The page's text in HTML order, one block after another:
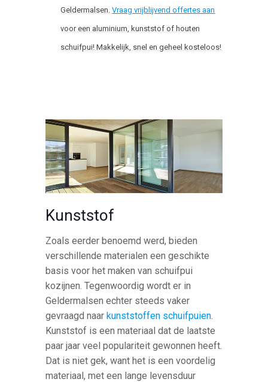
Geldermalsen.Vraag vrijblijvend offertes aan
voor een aluminium, kunststof of houten
schuifpui! Makkelijk, snel en geheel kosteloos!
Kunststof
Zoals eerder benoemd werd, bieden
verschillende materialen een geschikte
basis voor het maken van schuifpui
kozijnen. Tegenwoordig wordt er in
Geldermalsen echter steeds vaker
gevraagd naarkunststoffen schuifpuien
Kunststof is een materiaal dat de laatste
paar jaar veel populariteit gewonnen heeft.
Dat is niet gek, want het is een voordelig
materiaal, met een lange levensduur